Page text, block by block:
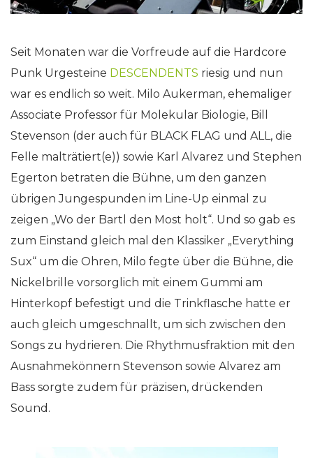
Seit Monaten war die Vorfreude auf die Hardcore
Punk Urgesteine DESCENDENTS riesig und nun
war es endlich so weit. Milo Aukerman, ehemaliger
Associate Professor für Molekular Biologie, Bill
Stevenson (der auch für BLACK FLAG und ALL, die
Felle malträtiert(e)) sowie Karl Alvarez und Stephen
Egerton betraten die Bühne, um den ganzen
übrigen Jungespunden im Line-Up einmal zu
zeigen „Wo der Bartl den Most holt“. Und so gab es
zum Einstand gleich mal den Klassiker „Everything
Sux“ um die Ohren, Milo fegte über die Bühne, die
Nickelbrille vorsorglich mit einem Gummi am
Hinterkopf befestigt und die Trinkflasche hatte er
auch gleich umgeschnallt, um sich zwischen den
Songs zu hydrieren. Die Rhythmusfraktion mit den
Ausnahmekönnern Stevenson sowie Alvarez am
Bass sorgte zudem für präzisen, drückenden
Sound.